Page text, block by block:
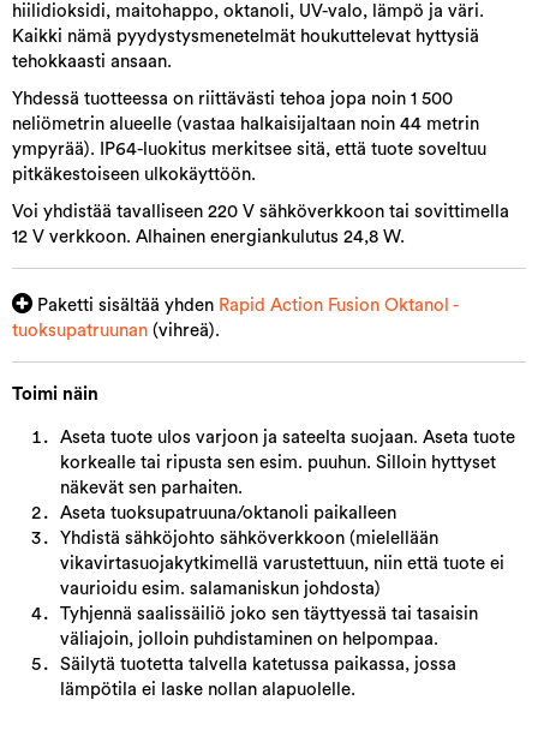
hiilidioksidi, maitohappo, oktanoli, UV-valo, lämpö ja väri.
Kaikki nämä pyydystysmenetelmät houkuttelevat hyttysiä
tehokkaasti ansaan.
Yhdessä tuotteessa on riittävästi tehoa jopa noin 1 500
neliömetrin alueelle (vastaa halkaisijaltaan noin 44 metrin
ympyrää). IP64-luokitus merkitsee sitä, että tuote soveltuu
pitkäkestoiseen ulkokäyttöön.
Voi yhdistää tavalliseen 220 V sähköverkkoon tai sovittimella
12 V verkkoon. Alhainen energiankulutus 24,8 W.
Paketti sisältää yhden Rapid Action Fusion Oktanol -
tuoksupatruunan (vihreä).
Toimi näin
Aseta tuote ulos varjoon ja sateelta suojaan. Aseta tuote
korkealle tai ripusta sen esim. puuhun. Silloin hyttyset
näkevät sen parhaiten.
Aseta tuoksupatruuna/oktanoli paikalleen
Yhdistä sähköjohto sähköverkkoon (mielellään
vikavirtasuojakytkimellä varustettuun, niin että tuote ei
vaurioidu esim. salamaniskun johdosta)
Tyhjennä saalissäiliö joko sen täyttyessä tai tasaisin
väliajoin, jolloin puhdistaminen on helpompaa.
Säilytä tuotetta talvella katetussa paikassa, jossa
lämpötila ei laske nollan alapuolelle.